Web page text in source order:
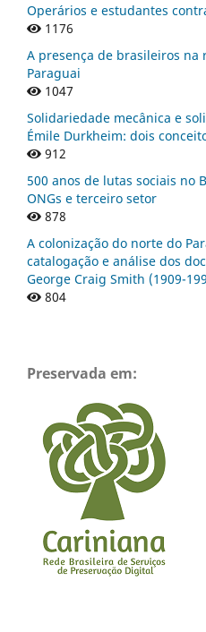
Operários e estudantes
1176
A presença de brasileiros na
Paraguai
1047
Solidariedade mecânica e
Émile Durkheim: dois
912
500 anos de lutas sociais no
ONGs e terceiro setor
878
A colonização do norte do
catalogação e análise dos
George Craig Smith (1909-
804
Preservada em: